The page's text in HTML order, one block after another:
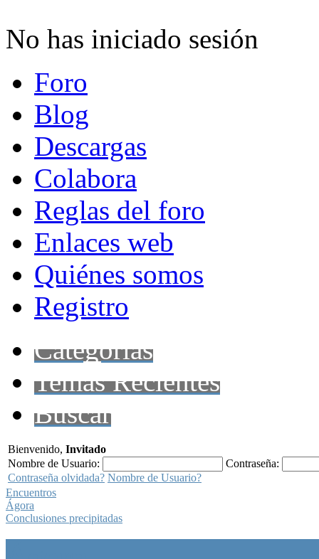
No has iniciado sesión
Foro
Blog
Descargas
Colabora
Reglas del foro
Enlaces web
Quiénes somos
Registro
Categorías
Temas Recientes
Buscar
Bienvenido, Invitado
Nombre de Usuario:
Contraseña:
Contraseña olvidada? Nombre de Usuario?
Encuentros
Ágora
Conclusiones precipitadas